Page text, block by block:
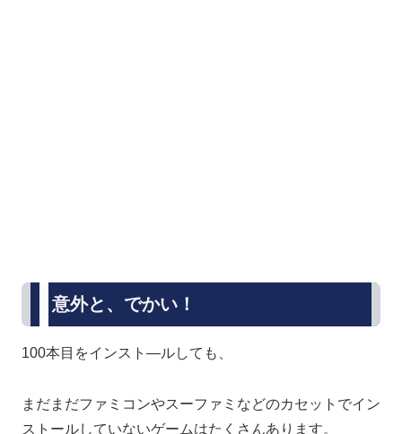
意外と、でかい！
100本目をインスト―ルしても、
まだまだファミコンやスーファミなどのカセットでイン
ストールしていないゲームはたくさんあります。